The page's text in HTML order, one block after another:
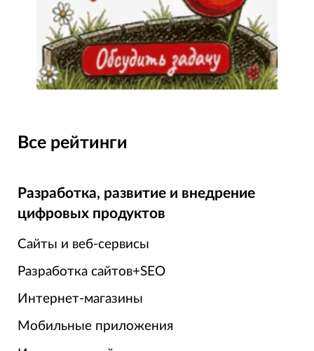
Все рейтинги
Разработка, развитие и внедрение
цифровых продуктов
Сайты и веб-сервисы
Разработка сайтов+SEO
Интернет-магазины
Мобильные приложения